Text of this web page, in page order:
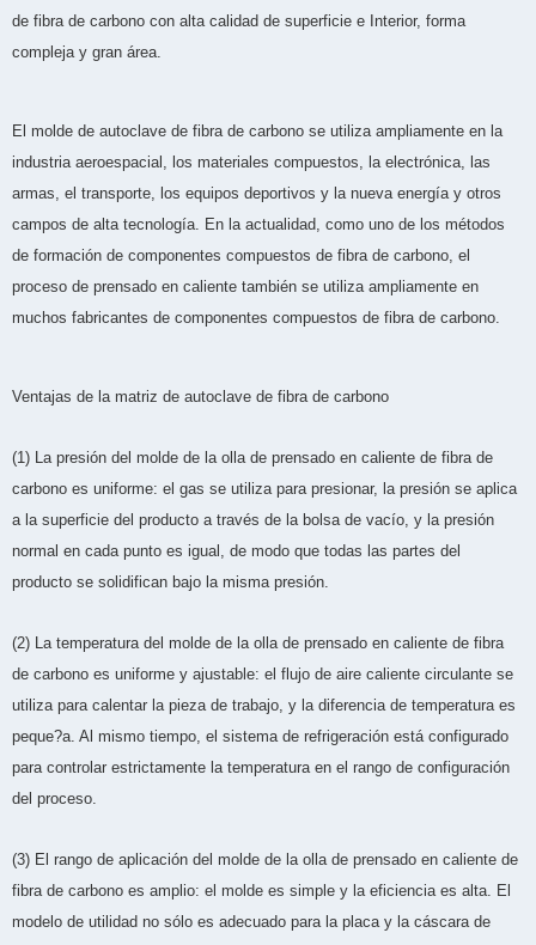
de fibra de carbono con alta calidad de superficie e Interior, forma
compleja y gran área.
El molde de autoclave de fibra de carbono se utiliza ampliamente en la
industria aeroespacial, los materiales compuestos, la electrónica, las
armas, el transporte, los equipos deportivos y la nueva energía y otros
campos de alta tecnología. En la actualidad, como uno de los métodos
de formación de componentes compuestos de fibra de carbono, el
proceso de prensado en caliente también se utiliza ampliamente en
muchos fabricantes de componentes compuestos de fibra de carbono.
Ventajas de la matriz de autoclave de fibra de carbono
(1) La presión del molde de la olla de prensado en caliente de fibra de
carbono es uniforme: el gas se utiliza para presionar, la presión se aplica
a la superficie del producto a través de la bolsa de vacío, y la presión
normal en cada punto es igual, de modo que todas las partes del
producto se solidifican bajo la misma presión.
(2) La temperatura del molde de la olla de prensado en caliente de fibra
de carbono es uniforme y ajustable: el flujo de aire caliente circulante se
utiliza para calentar la pieza de trabajo, y la diferencia de temperatura es
peque?a. Al mismo tiempo, el sistema de refrigeración está configurado
para controlar estrictamente la temperatura en el rango de configuración
del proceso.
(3) El rango de aplicación del molde de la olla de prensado en caliente de
fibra de carbono es amplio: el molde es simple y la eficiencia es alta. El
modelo de utilidad no sólo es adecuado para la placa y la cáscara de